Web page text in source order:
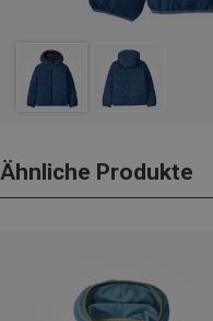
Ähnliche Produkte